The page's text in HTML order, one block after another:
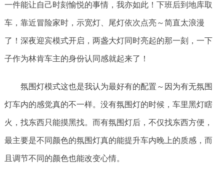
一件能让自己时刻愉悦的事情，我亦如此！下班后到地库取
车，靠近冒险家时，示宽灯、尾灯依次点亮～简直太浪漫
了！深夜迎宾模式开启，两盏大灯同时亮起的那一刻，一下
子作为林肯车主的身份认同感就起来了！
氛围灯模式这也是我认为最好有的配置～因为有无氛围
灯车内的感觉真的不一样。没有氛围灯的时候，车里黑灯瞎
火，找东西只能摸黑找。而有氛围灯后，不仅找东西方便，
最主要是不同颜色的氛围灯真的能提升车内晚上的质感，而
且调节不同的颜色也能改变心情。